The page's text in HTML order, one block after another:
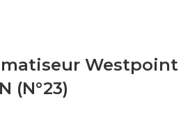
Westpoint
(N°23)